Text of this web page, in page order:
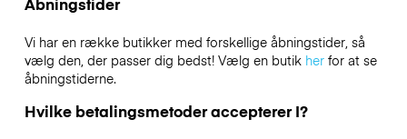
Vi har en række butikker med forskellige åbningstider, så
vælg den, der passer dig bedst! Vælg en butik herfor at se
åbningstiderne.
Hvilke betalingsmetoder accepterer I?